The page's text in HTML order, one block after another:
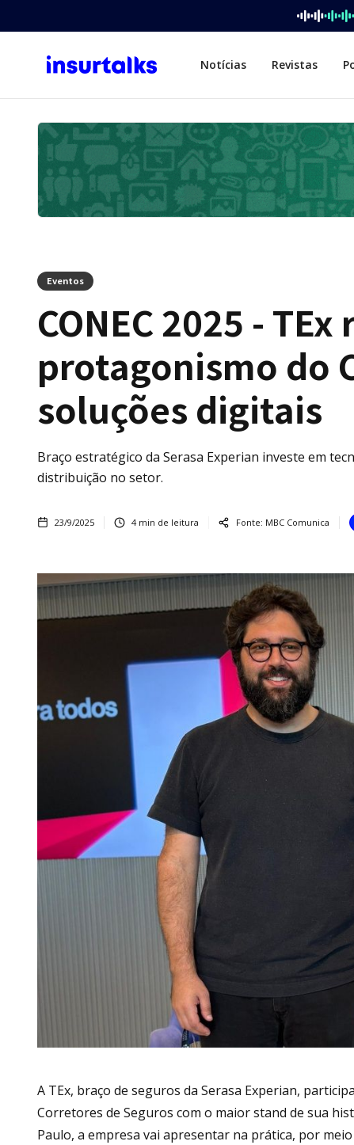
Notícias Revistas
Eventos
CONEC 2025 -
protagonismo do
soluções digitais
Braço estratégico da Serasa Experian investe em
distribuição no setor.
23/9/2025 4min de leitura Fonte: MBC Comunica
A TEx, braço de seguros da Serasa Experian,
Corretores de Seguros com o maior stand de sua
Paulo, a empresa vai apresentar na prática, por